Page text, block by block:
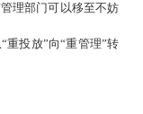
理部门可以移至不妨
“重投放”向“重管理”转